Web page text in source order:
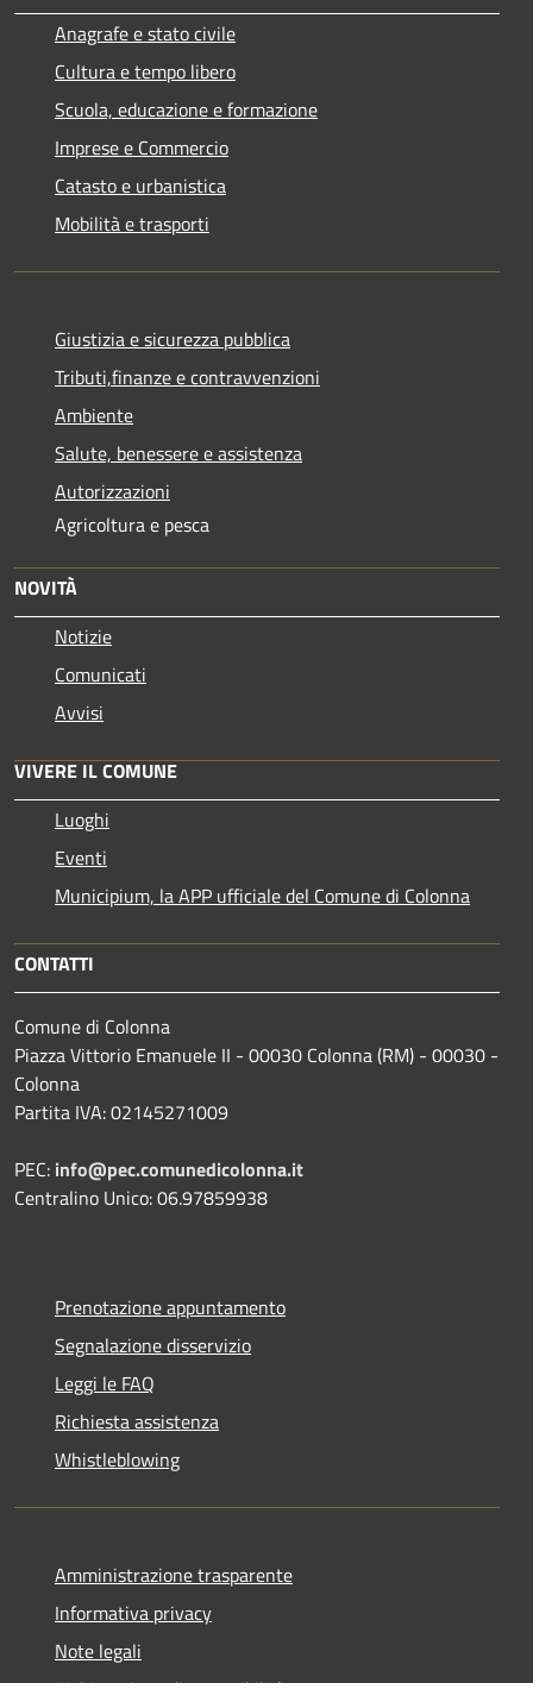
Anagrafe e stato civile
Cultura e tempo libero
Scuola, educazione e formazione
Imprese e Commercio
Catasto e urbanistica
Mobilità e trasporti
Giustizia e sicurezza pubblica
Tributi,finanze e contravvenzioni
Ambiente
Salute, benessere e assistenza
Autorizzazioni
Agricoltura e pesca
NOVITÀ
Notizie
Comunicati
Avvisi
VIVERE IL COMUNE
Luoghi
Eventi
Municipium, la APP ufficiale del Comune di Colonna
CONTATTI
Comune di Colonna
Piazza Vittorio Emanuele II - 00030 Colonna (RM) - 00030 -
Colonna
Partita IVA: 02145271009
PEC: info@pec.comunedicolonna.it
Centralino Unico: 06.97859938
Prenotazione appuntamento
Segnalazione disservizio
Leggi le FAQ
Richiesta assistenza
Whistleblowing
Amministrazione trasparente
Informativa privacy
Note legali